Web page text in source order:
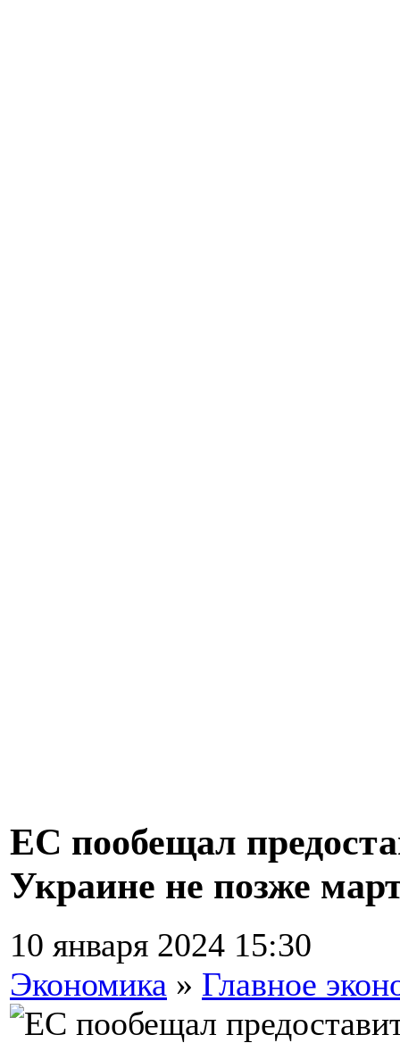
ЕС пообещал
Украине не позже
10 января 2024 15:30
Экономика » Главное